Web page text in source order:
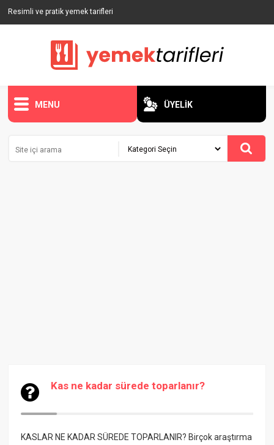
Resimli ve pratik yemek tarifleri
MENU ÜYELİK
Kas ne kadar sürede toparlanır?
KASLAR NE KADAR SÜREDE TOPARLANIR? Birçok araştırma